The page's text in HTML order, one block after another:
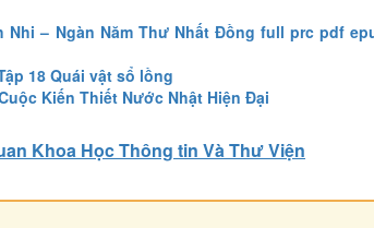
Nhi – Ngàn Năm Thư Nhất Đồng full prc pdf
18 Quái vật sổ lồng
Kiến Thiết Nước Nhật Hiện Đại
Khoa Học Thông tin Và Thư Viện